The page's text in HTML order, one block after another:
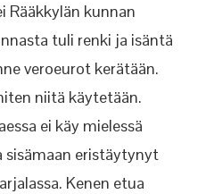
Rääkkylän kunnan
tuli renki ja isäntä
veroeurot kerätään.
niitä käytetään.
ei käy mielessä
sisämaan eristäytynyt
Kenen etua